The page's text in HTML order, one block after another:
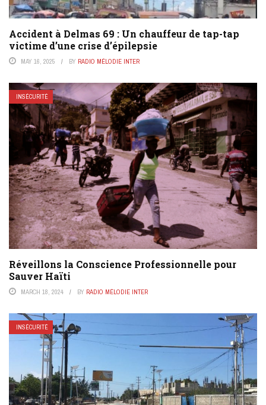
Accident à Delmas 69 : Un chauffeur de tap-tap
victime d’une crise d’épilepsie
MAY 16, 2025 BY RADIO MÉLODIE INTER
INSÉCURITÉ
Réveillons la Conscience Professionnelle pour
Sauver Haïti
MARCH 18, 2024 BY RADIO MÉLODIE INTER
INSÉCURITÉ